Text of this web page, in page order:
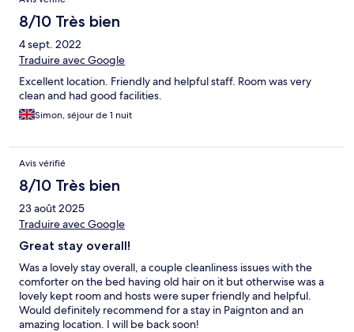
8/10 Très bien
4 sept. 2022
Traduire avec Google
Excellent location. Friendly and helpful staff. Room was very
clean and had good facilities.
Simon, séjour de 1 nuit
Avis vérifié
8/10 Très bien
23 août 2025
Traduire avec Google
Great stay overall!
Was a lovely stay overall, a couple cleanliness issues with the
comforter on the bed having old hair on it but otherwise was a
lovely kept room and hosts were super friendly and helpful.
Would definitely recommend for a stay in Paignton and an
amazing location. I will be back soon!